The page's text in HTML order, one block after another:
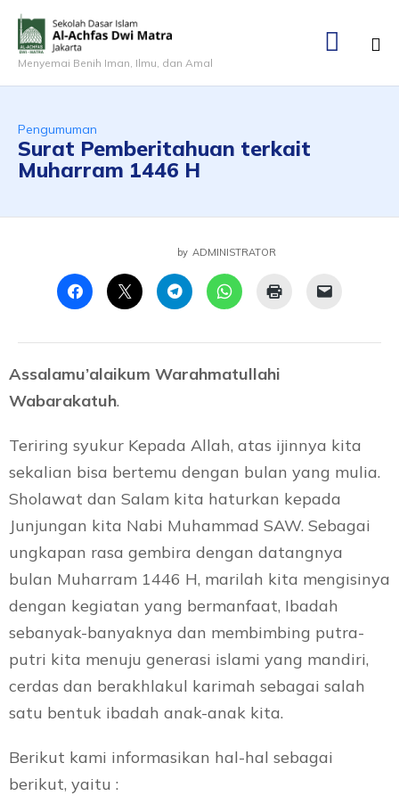
Menyemai Benih Iman, Ilmu, dan Amal

Surat Pemberitahuan terkait
Muharram 1446 H
Category
Pengumuman
by ADMINISTRATOR
Assalamu’alaikum Warahmatullahi
Wabarakatuh.
Teriring syukur Kepada Allah, atas ijinnya kita
sekalian bisa bertemu dengan bulan yang mulia.
Sholawat dan Salam kita haturkan kepada
Junjungan kita Nabi Muhammad SAW. Sebagai
ungkapan rasa gembira dengan datangnya
bulan Muharram 1446 H, marilah kita mengisinya
dengan kegiatan yang bermanfaat, Ibadah
sebanyak-banyaknya dan membimbing putra-
putri kita menuju generasi islami yang mandiri,
cerdas dan berakhlakul karimah sebagai salah
satu bentuk ibadah anak-anak kita.
Berikut kami informasikan hal-hal sebagai
berikut, yaitu :